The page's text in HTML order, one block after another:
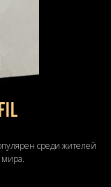
среди жителей